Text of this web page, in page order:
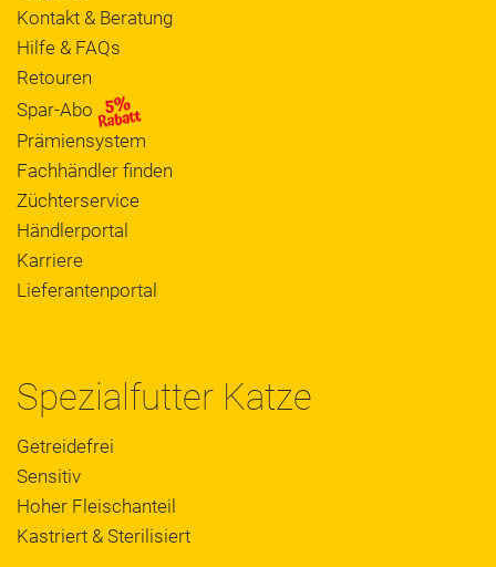
Kontakt & Beratung
Hilfe & FAQs
Retouren
Spar-Abo
Prämiensystem
Fachhändler finden
Züchterservice
Händlerportal
Karriere
Lieferantenportal
Spezialfutter Katze
Getreidefrei
Sensitiv
Hoher Fleischanteil
Kastriert & Sterilisiert